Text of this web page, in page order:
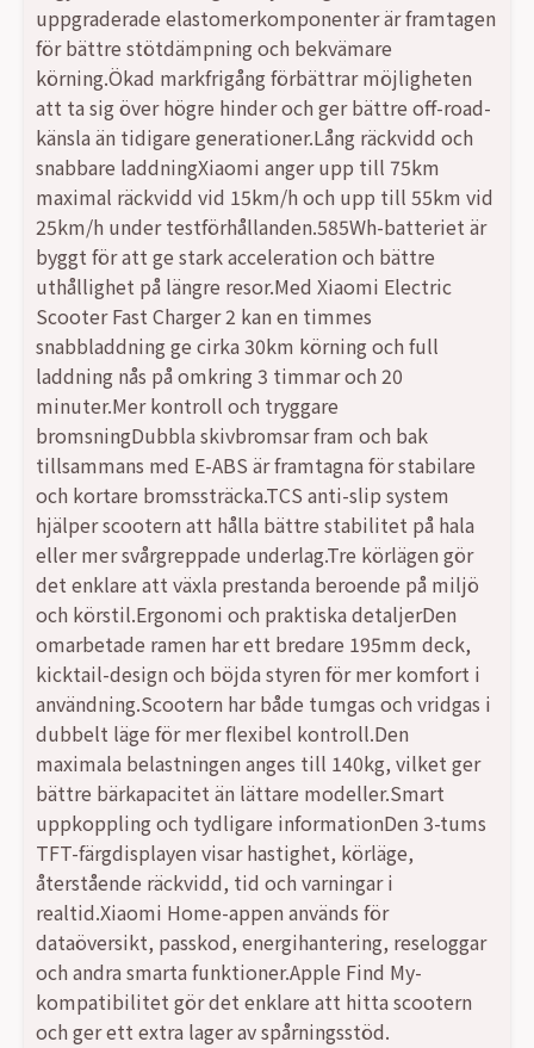
uppgraderade elastomerkomponenter är framtagen
för bättre stötdämpning och bekvämare
körning.Ökad markfrigång förbättrar möjligheten
att ta sig över högre hinder och ger bättre off-road-
känsla än tidigare generationer.Lång räckvidd och
snabbare laddningXiaomi anger upp till 75km
maximal räckvidd vid 15km/h och upp till 55km vid
25km/h under testförhållanden.585Wh-batteriet är
byggt för att ge stark acceleration och bättre
uthållighet på längre resor.Med Xiaomi Electric
Scooter Fast Charger 2 kan en timmes
snabbladdning ge cirka 30km körning och full
laddning nås på omkring 3 timmar och 20
minuter.Mer kontroll och tryggare
bromsningDubbla skivbromsar fram och bak
tillsammans med E-ABS är framtagna för stabilare
och kortare bromssträcka.TCS anti-slip system
hjälper scootern att hålla bättre stabilitet på hala
eller mer svårgreppade underlag.Tre körlägen gör
det enklare att växla prestanda beroende på miljö
och körstil.Ergonomi och praktiska detaljerDen
omarbetade ramen har ett bredare 195mm deck,
kicktail-design och böjda styren för mer komfort i
användning.Scootern har både tumgas och vridgas i
dubbelt läge för mer flexibel kontroll.Den
maximala belastningen anges till 140kg, vilket ger
bättre bärkapacitet än lättare modeller.Smart
uppkoppling och tydligare informationDen 3-tums
TFT-färgdisplayen visar hastighet, körläge,
återstående räckvidd, tid och varningar i
realtid.Xiaomi Home-appen används för
dataöversikt, passkod, energihantering, reseloggar
och andra smarta funktioner.Apple Find My-
kompatibilitet gör det enklare att hitta scootern
och ger ett extra lager av spårningsstöd.